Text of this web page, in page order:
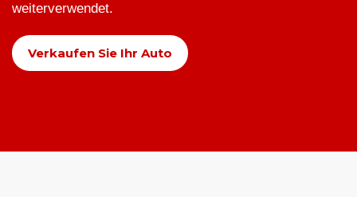
weiterverwendet.
Verkaufen Sie Ihr Auto